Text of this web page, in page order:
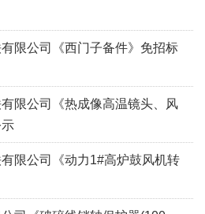
限公司《西门子备件》免招标
限公司《热成像高温镜头、风
限公司《动力1#高炉鼓风机转